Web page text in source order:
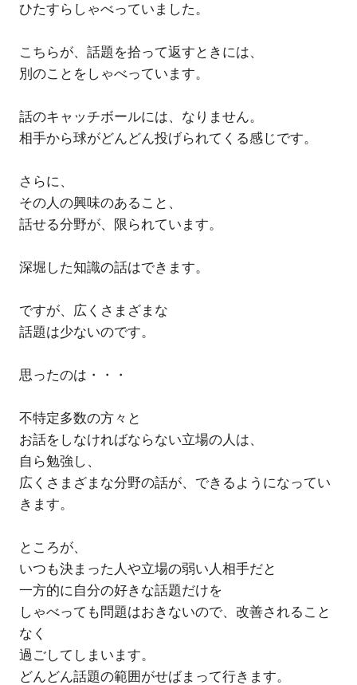
ひたすらしゃべっていました。
こちらが、話題を拾って返すときには、
別のことをしゃべっています。
話のキャッチボールには、なりません。
相手から球がどんどん投げられてくる感じです。
さらに、
その人の興味のあること、
話せる分野が、限られています。
深堀した知識の話はできます。
ですが、広くさまざまな
話題は少ないのです。
思ったのは・・・
不特定多数の方々と
お話をしなければならない立場の人は、
自ら勉強し、
広くさまざまな分野の話が、できるようになってい
きます。
ところが、
いつも決まった人や立場の弱い人相手だと
一方的に自分の好きな話題だけを
しゃべっても問題はおきないので、改善されること
なく
過ごしてしまいます。
どんどん話題の範囲がせばまって行きます。